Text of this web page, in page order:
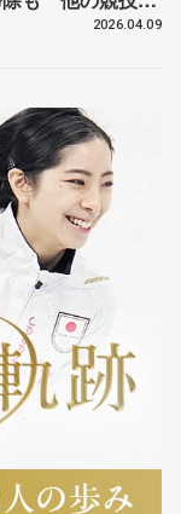
花織の筋肉2026.04.09